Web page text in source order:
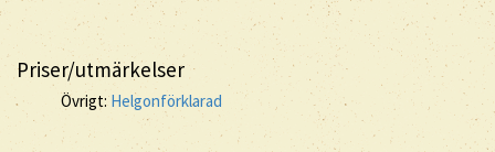
Priser/utmärkelser
Övrigt:Helgonförklarad